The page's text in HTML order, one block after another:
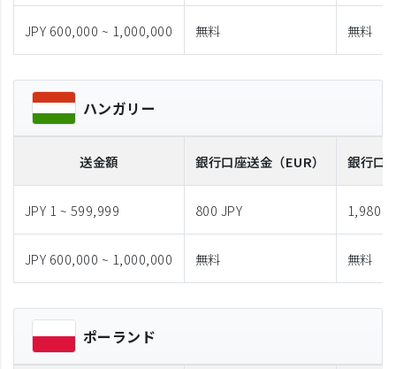
JPY 600,000 ~ 1,000,000 無料 無料
ハンガリー
送金額 銀行口座送金 （EUR） 銀行口
JPY 1 ~ 599,999 800 JPY 1,980
JPY 600,000 ~ 1,000,000 無料 無料
ポーランド